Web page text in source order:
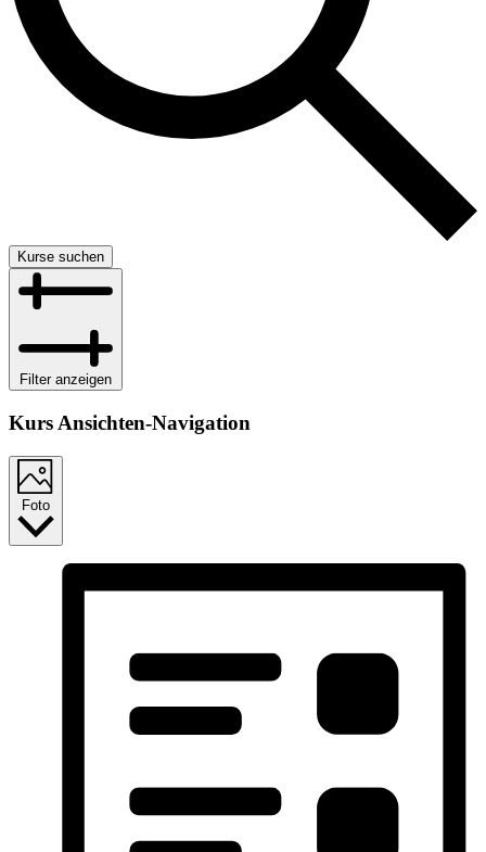
Kurse suchen
Filter anzeigen
Kurs Ansichten-Navigation
Foto